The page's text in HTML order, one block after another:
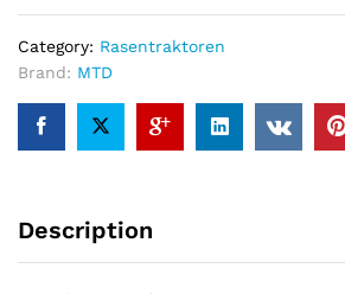
Category: Rasentraktoren
Brand: MTD
Description